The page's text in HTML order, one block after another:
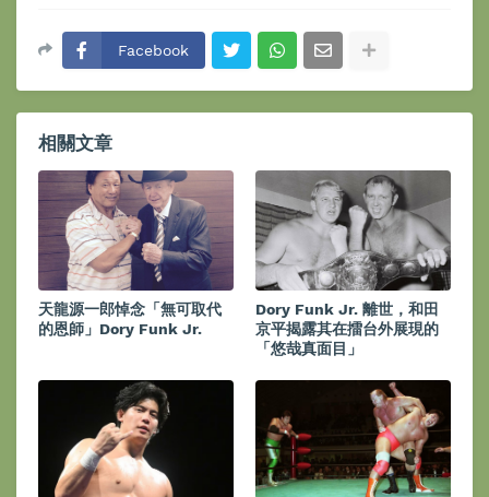
Facebook
相關文章
天龍源一郎悼念「無可取代
的恩師」Dory Funk Jr.
Dory Funk Jr. 離世，和田
京平揭露其在擂台外展現的
「悠哉真面目」